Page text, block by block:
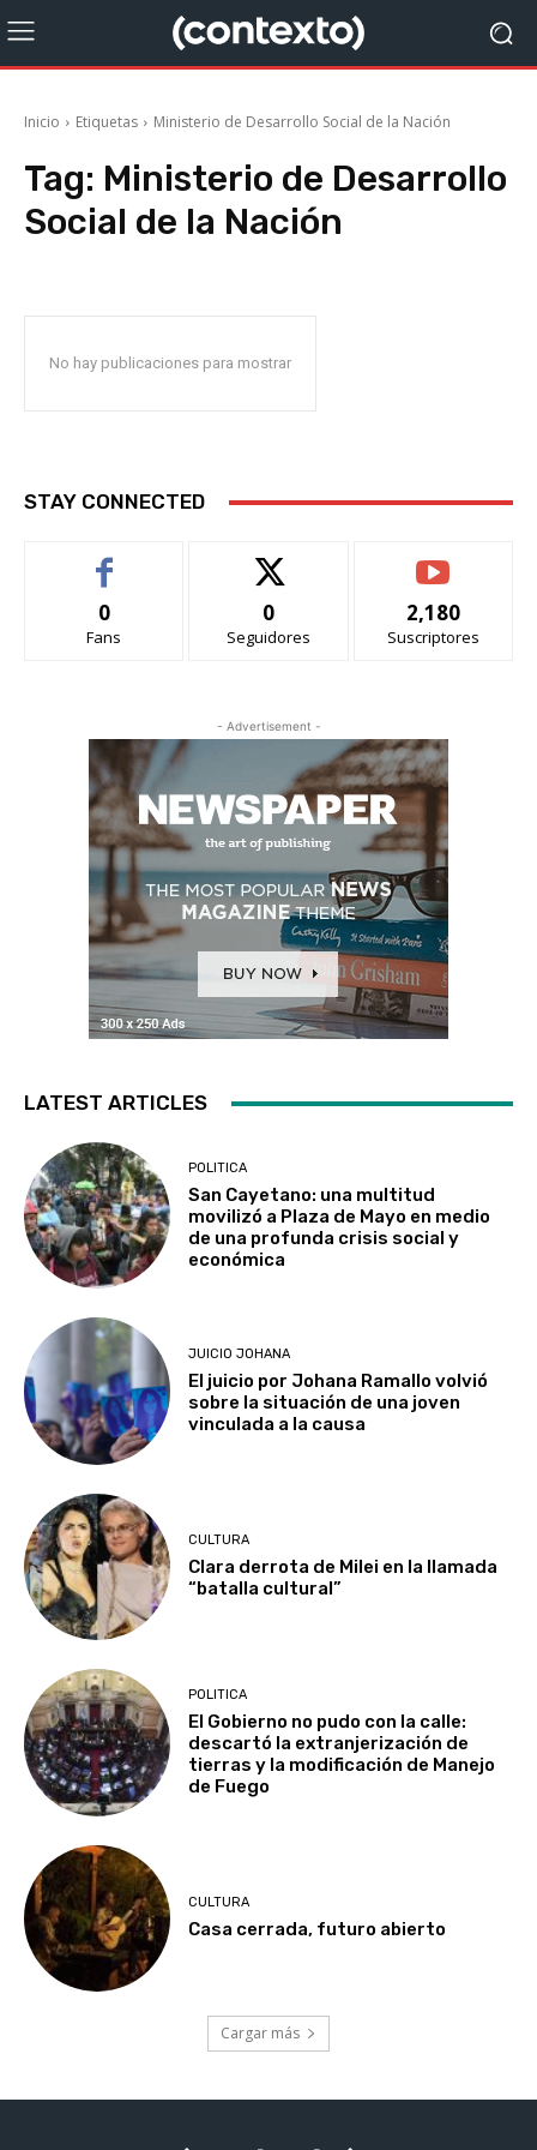
Inicio Etiquetas Ministerio de Desarrollo Social de la Nación
Tag: Ministerio de Desarrollo
Social de la Nación
No hay publicaciones para mostrar
STAY CONNECTED
0
Fans
0
Seguidores
2,180
Suscriptores
- Advertisement -
LATEST ARTICLES
POLITICA
San Cayetano: una multitud
movilizó a Plaza de Mayo en medio
de una profunda crisis social y
económica
JUICIO JOHANA
El juicio por Johana Ramallo volvió
sobre la situación de una joven
vinculada a la causa
CULTURA
Clara derrota de Milei en la llamada
“batalla cultural”
POLITICA
El Gobierno no pudo con la calle:
descartó la extranjerización de
tierras y la modificación de Manejo
de Fuego
CULTURA
Casa cerrada, futuro abierto
Cargar más